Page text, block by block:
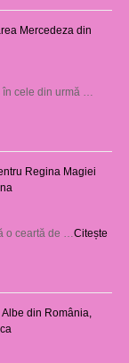
Mercedeza din
cele din urmă …
Regina Magiei
o ceartă de … Citește
din România,